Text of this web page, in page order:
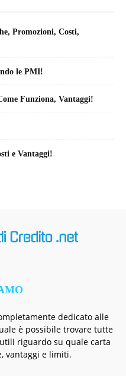
Promozioni, Costi,
le PMI!
Funziona, Vantaggi!
e Vantaggi!
dedicato alle
è possibile trovare tutte
riguardo su quale carta
vantaggi e limiti.